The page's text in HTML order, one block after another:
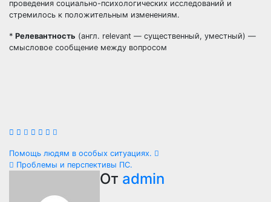
проведения социально-психологических исследований и
стремилось к положительным изменениям.
* Релевантность (англ. relevant — существенный, уместный) —
смысловое сообщение между вопросом
Навигация
Помощь людям в особых ситуациях.
Проблемы и перспективы ПС.
От admin